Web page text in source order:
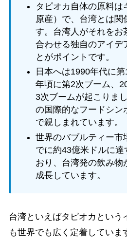
タピオカ自体の原料は
原産）で、台湾とは関
す。台湾人がそれをお
合わせる独自のアイデ
とがポイントです。
日本へは1990年代に
年頃に第2次ブーム、
3次ブームが起こりま
の国際的なフードシン
で親しまれています。
世界のバブルティー市
でに約43億米ドルに達
おり、台湾発の飲み物
成長しています。
台湾といえばタピオカという
も世界でも広く定着していま